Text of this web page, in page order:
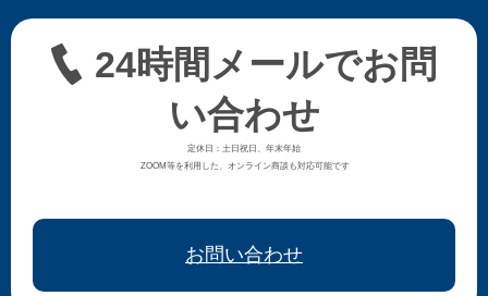
24時間メールでお問
い合わせ
定休日：土日祝日、年末年始
ZOOM等を利用した、オンライン商談も対応可能です
お問い合わせ